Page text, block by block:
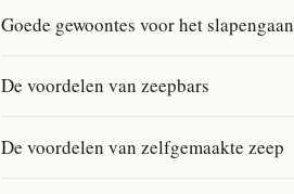
Goede gewoontes voor het
De voordelen van zeepbars
De voordelen van zelfgemaakte zeep